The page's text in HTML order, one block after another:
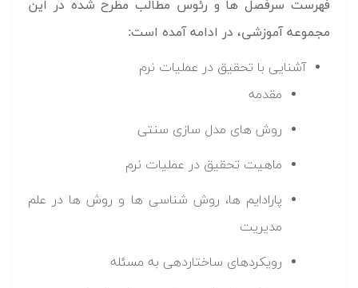
فهرست سرفصل ها و رئوس مطالب مطرح شده در این
مجموعه آموزشی، در ادامه آمده است:
آشنایی با تحقیق در عملیات نرم
مقدمه
روش های مدل سازی سنتی
ماهیت تحقیق در عملیات نرم
پارادایم ها، روش شناسی ها و روش ها در علم
مدیریت
رویکردهای ساختاردهی به مسئله